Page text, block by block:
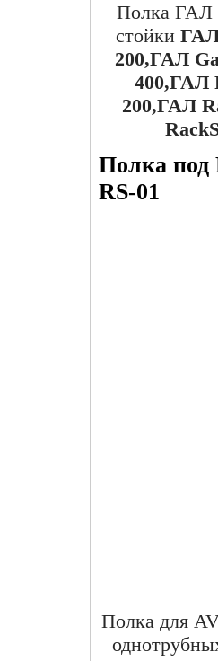
Полка ГАЛ
стойкиГАЛ
200,ГАЛ
400,ГАЛ
200,ГАЛ
Полка под
RS-01
Полка для